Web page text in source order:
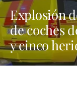
Explosión
de coches
y cinco